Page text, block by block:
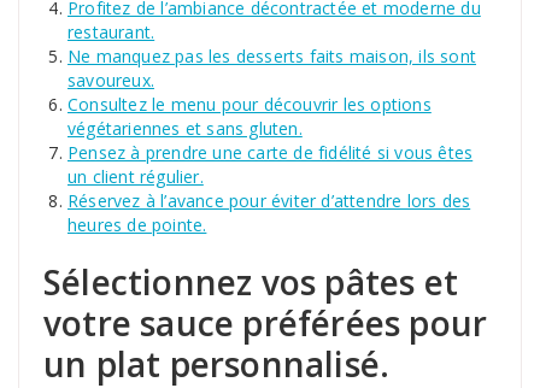
Profitez de l’ambiance décontractée et moderne du
restaurant.
Ne manquez pas les desserts faits maison, ils sont
savoureux.
Consultez le menu pour découvrir les options
végétariennes et sans gluten.
Pensez à prendre une carte de fidélité si vous êtes
un client régulier.
Réservez à l’avance pour éviter d’attendre lors des
heures de pointe.
Sélectionnez vos pâtes et
votre sauce préférées pour
un plat personnalisé.